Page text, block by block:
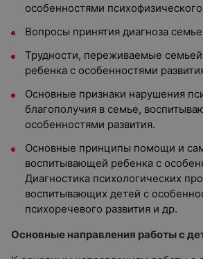
особенностями психофизического
Вопросы принятия диагноза
Трудности, переживаемые
ребенка с особенностями
Основные признаки нарушения
благополучия в семье,
особенностями развития.
Основные принципы помощи и
воспитывающей ребенка с
Диагностика психологических
воспитывающих детей с
психоречевого развития и др.
Основные направления работы с